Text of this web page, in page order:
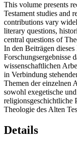
This volume presents
Testament studies and
contributions vary
literary questions,
central questions of
In den Beiträgen
Forschungsergebnisse
wissenschaftlichen
in Verbindung
Themen der einzelnen
sowohl exegetische
religionsgeschichtliche
Theologie des Alten
Details